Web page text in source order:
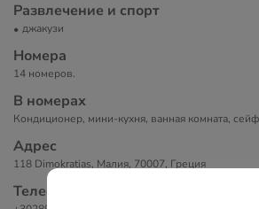
Развлечение и спорт
джакузи
Номера
14 номеров.
В номерах
Кондиционер, мини-кухня, ванная комната,
Адрес
118 Dimokratias, Малия, 70007, Греция
Телефоны